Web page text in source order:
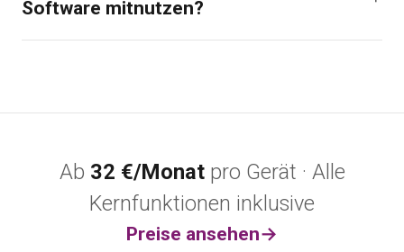
Software mitnutzen?
Ab 32 €/Monatpro Gerät · Alle
Kernfunktionen inklusive
Preise ansehen→